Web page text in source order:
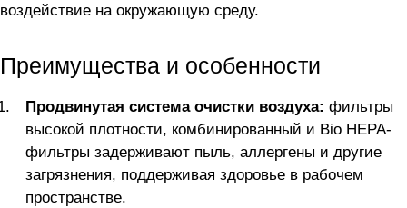
воздействие на окружающую среду.
Преимущества и особенности
Продвинутая система очистки воздуха: фильтры
высокой плотности, комбинированный и Bio HEPA-
фильтры задерживают пыль, аллергены и другие
загрязнения, поддерживая здоровье в рабочем
пространстве.